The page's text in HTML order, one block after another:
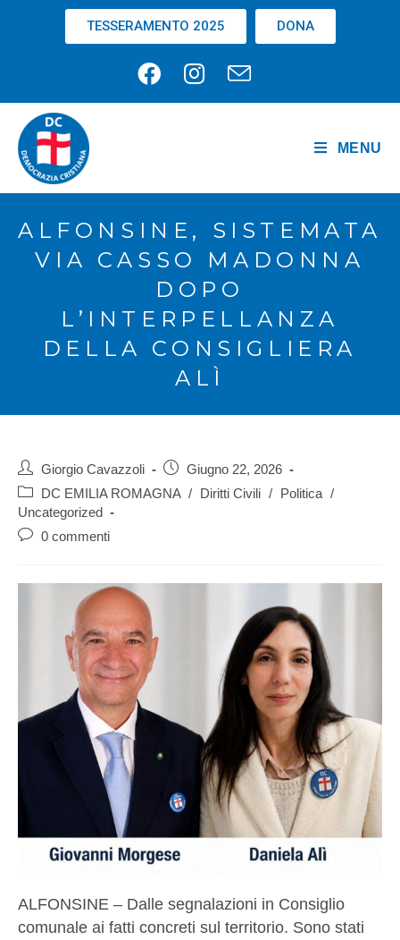
TESSERAMENTO 2025 DONA
MENU
ALFONSINE, SISTEMATA
VIA CASSO MADONNA
DOPO
L’INTERPELLANZA
DELLA CONSIGLIERA
ALÌ
Giorgio Cavazzoli
Giugno 22, 2026
DC EMILIA ROMAGNA / Diritti Civili / Politica /
Uncategorized
0 commenti
ALFONSINE – Dalle segnalazioni in Consiglio
comunale ai fatti concreti sul territorio. Sono stati